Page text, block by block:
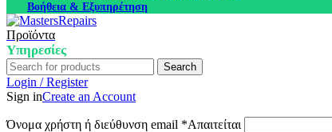
Βοήθεια & Εξυπηρέτηση
Προϊόντα
Υπηρεσίες
Search
Login / Register
Sign inCreate an Account
Όνομα χρήστη ή διεύθυνση email *Απαιτείται